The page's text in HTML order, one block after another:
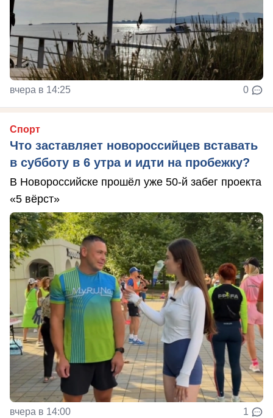
вчера в 14:25 0
Спорт
Что заставляет новороссийцев вставать
в субботу в 6 утра и идти на пробежку?
В Новороссийске прошёл уже 50-й забег проекта
«5 вёрст»
вчера в 14:00 1